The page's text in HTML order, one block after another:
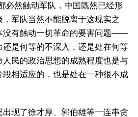
必然触动军队，中国既然已经形
军队当然不能脱离于这现实之
没有触动一切革命的要害问题——
是何等的不深入，还是处在何等
人民的政治思想的成熟程度也是与
相适应的，也是处在一种很不成
现了徐才厚、郭伯雄等一连串贪